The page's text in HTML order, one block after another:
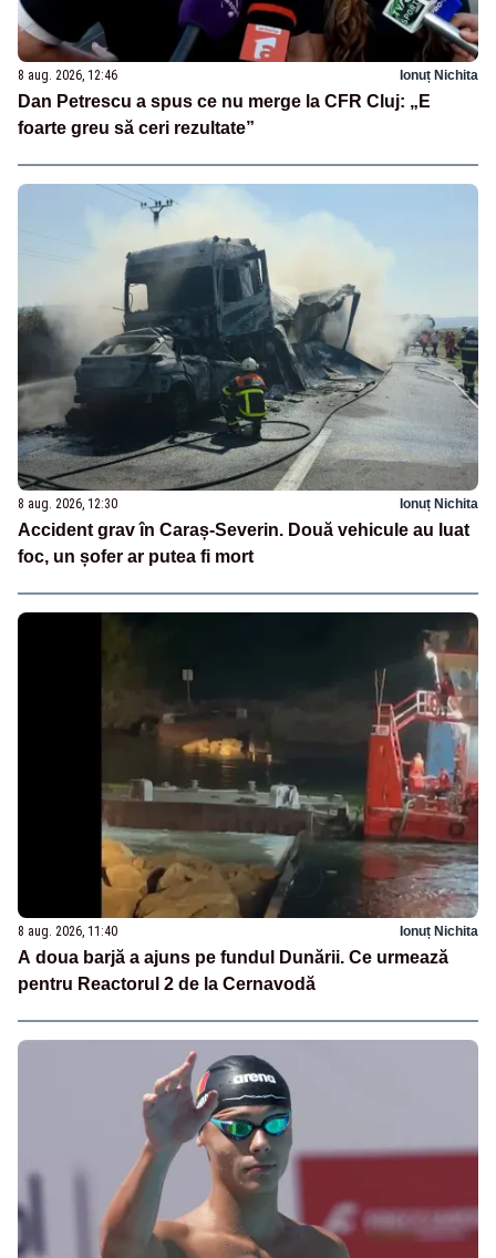
8 aug. 2026, 12:46 Ionuț Nichita
Dan Petrescu a spus ce nu merge la CFR Cluj: „E
foarte greu să ceri rezultate”
8 aug. 2026, 12:30 Ionuț Nichita
Accident grav în Caraș-Severin. Două vehicule au luat
foc, un șofer ar putea fi mort
8 aug. 2026, 11:40 Ionuț Nichita
A doua barjă a ajuns pe fundul Dunării. Ce urmează
pentru Reactorul 2 de la Cernavodă